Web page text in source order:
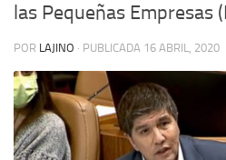
las Pequeñas Empresas
POR LAJINO · PUBLICADA 16 ABRIL, 2020